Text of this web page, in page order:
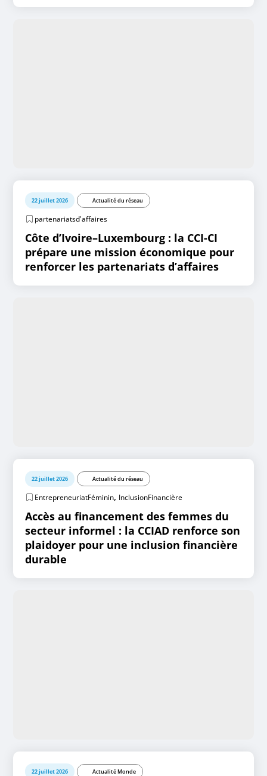
22 juillet 2026 Actualité du réseau
partenariatsd'affaires
Côte d’Ivoire–Luxembourg : la CCI-CI
prépare une mission économique pour
renforcer les partenariats d’affaires
22 juillet 2026 Actualité du réseau
EntrepreneuriatFéminin, InclusionFinancière
Accès au financement des femmes du
secteur informel : la CCIAD renforce son
plaidoyer pour une inclusion financière
durable
22 juillet 2026 Actualité Monde